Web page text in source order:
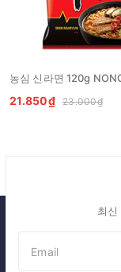
21.850₫ 23.000₫
최